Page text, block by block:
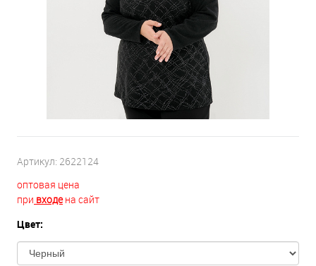
Артикул: 2622124
оптовая цена
при входена сайт
Цвет: